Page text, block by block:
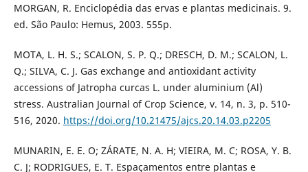
MORGAN, R. Enciclopédia das ervas e plantas medicinais. 9.
ed. São Paulo: Hemus, 2003. 555p.
MOTA, L. H. S.; SCALON, S. P. Q.; DRESCH, D. M.; SCALON, L.
Q.; SILVA, C. J. Gas exchange and antioxidant activity
accessions of Jatropha curcas L. under aluminium (Al)
stress. Australian Journal of Crop Science, v. 14, n. 3, p. 510-
516, 2020. https://doi.org/10.21475/ajcs.20.14.03.p2205
MUNARIN, E. E. O; ZÁRATE, N. A. H; VIEIRA, M. C; ROSA, Y. B.
C. J; RODRIGUES, E. T. Espaçamentos entre plantas e